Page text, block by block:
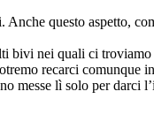
questo aspetto,
bivi nei quali ci
recarci
messe lì solo per darci